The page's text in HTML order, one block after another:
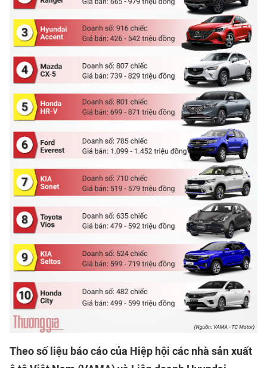
Theo số liệu báo cáo của Hiệp hội các nhà sản xuất